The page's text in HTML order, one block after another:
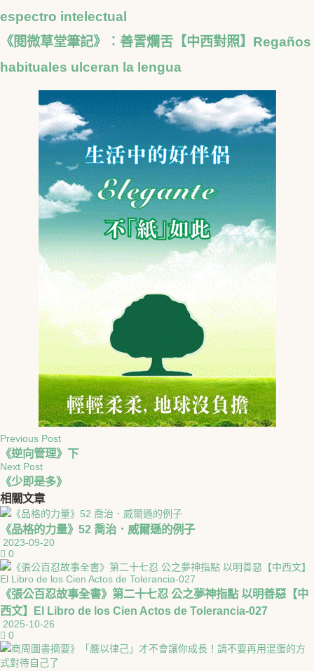
espectro intelectual
《閱微草堂筆記》︰善詈爛舌【中西對照】Regaños
habituales ulceran la lengua
Previous Post
《逆向管理》下
Next Post
《少即是多》
相關文章
《品格的力量》52 喬治．威爾遜的例子
2023-09-20
0
《張公百忍故事全書》第二十七忍 公之夢神指點 以明善惡【中
西文】El Libro de los Cien Actos de Tolerancia-027
2025-10-26
0